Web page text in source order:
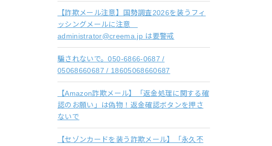
【詐欺メール注意】国勢調査2026を装うフィ
ッシングメールに注意
administrator@creema.jp は要警戒
騙されないで。050-6866-0687 /
05068660687 / 18605068660687
【Amazon詐欺メール】「返金処理に関する確
認のお願い」は偽物！返金確認ボタンを押さ
ないで
【セゾンカードを装う詐欺メール】「永久不